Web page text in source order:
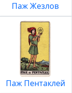
Паж Жезлов
Паж Пентаклей